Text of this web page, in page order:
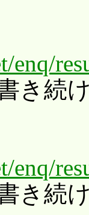
enq/
き続
enq/
き続